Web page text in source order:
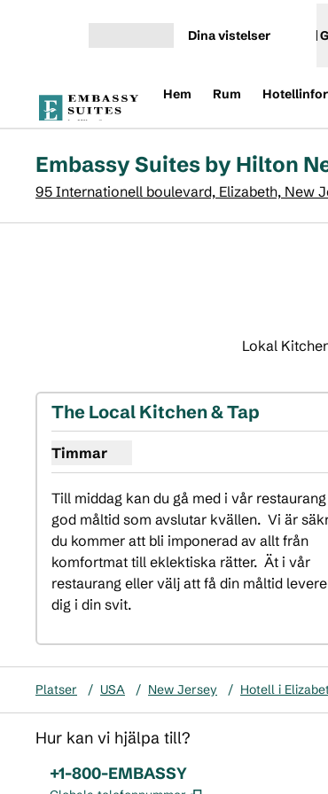
Dina vistelser
Hem Rum
Embassy Suites by Hilton
95 Internationell boulevard, Elizabeth, New
Lokal
1 av 2
föregående bild
The Local Kitchen & Tap
Timmar
Visa timmar för det lokala köket och tryck
Till middag kan du gå med i vår
god måltid som avslutar kvällen.  Vi är
du kommer att bli imponerad av allt från
komfortmat till eklektiska rätter.  Ät i vår
restaurang eller välj att få din måltid
dig i din svit.
Platser / USA / New Jersey / Hotell i
Hur kan vi hjälpa till?
Telefon:
+1-800-EMBASSY